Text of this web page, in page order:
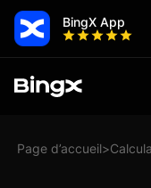
BingX App
Page d’accueil>